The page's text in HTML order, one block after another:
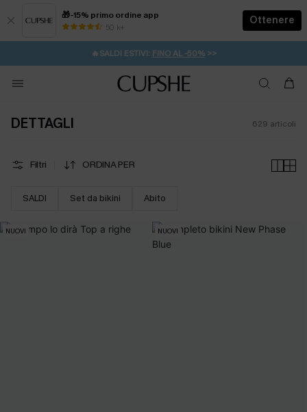
🎁-15% primo ordine app
50 k+
Ottenere
⚡️-15% SUGLI ESSENZIALI DA VACANZA | ACQUISTA
🔥SALDI ESTIVI: FINO AL -50%>>
🚚SPEDIZIONE GRATUITA DA 49€
💌REGALO PER I NUOVI: 20% DI SCONTO*
DETTAGLI 629 articoli
Filtri ORDINA PER
SALDI Set da bikini Abito
NUOVI NUOVI